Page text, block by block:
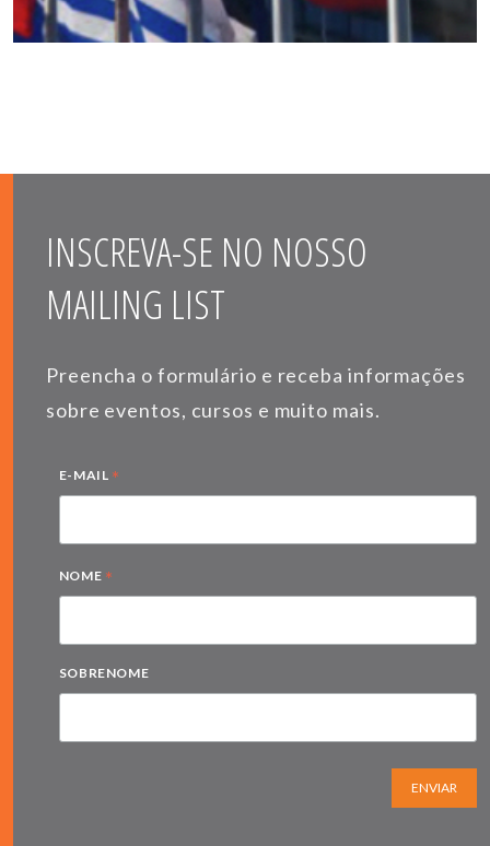
INSCREVA-SE NO NOSSO
MAILING LIST
Preencha o formulário e receba informações
sobre eventos, cursos e muito mais.
E-MAIL *
NOME *
SOBRENOME
ENVIAR